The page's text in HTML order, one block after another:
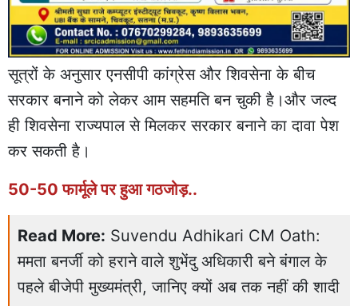
सूत्रों के अनुसार एनसीपी कांग्रेस और शिवसेना के बीच
सरकार बनाने को लेकर आम सहमति बन चुकी है।और जल्द
ही शिवसेना राज्यपाल से मिलकर सरकार बनाने का दावा पेश
कर सकती है।
50-50 फार्मूले पर हुआ गठजोड़..
Read More: Suvendu Adhikari CM Oath:
ममता बनर्जी को हराने वाले शुभेंदु अधिकारी बने बंगाल के
पहले बीजेपी मुख्यमंत्री, जानिए क्यों अब तक नहीं की शादी